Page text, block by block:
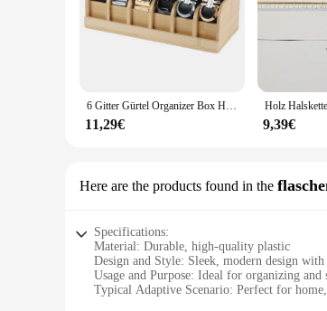
6 Gitter Gürtel Organizer Box Holz gürtel Lagerung Organizer und Display sparen Platz Gürtel Rack für Männer Frauen Schrank und Schublade
11,29€ 9,39€
Here are the products found in the
Specifications:
Material: Durable, high-quality plastic
Design and Style: Sleek, modern design
Usage and Purpose: Ideal for organizing and
Typical Adaptive Scenario: Perfect for